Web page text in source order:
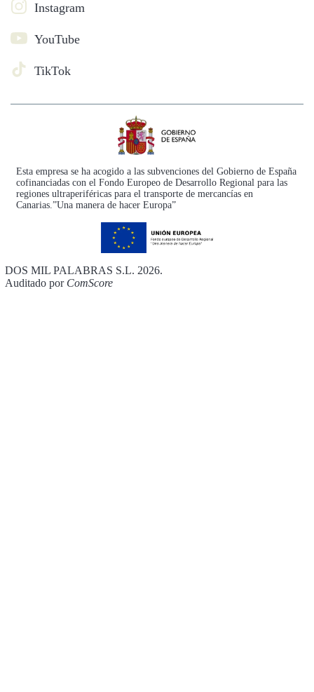
Instagram
YouTube
TikTok
Esta empresa se ha acogido a las subvenciones del Gobierno de España
cofinanciadas con el Fondo Europeo de Desarrollo Regional para las
regiones ultraperiféricas para el transporte de mercancías en
Canarias.”Una manera de hacer Europa”
DOS MIL PALABRAS S.L. 2026.
Auditado por ComScore